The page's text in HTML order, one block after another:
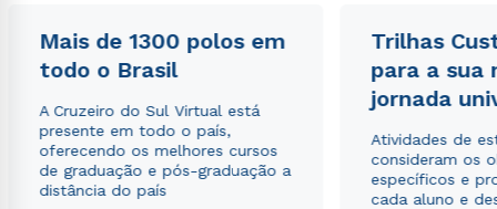
Mais de 1300 polos em
todo o Brasil
A Cruzeiro do Sul Virtual está
presente em todo o país,
oferecendo os melhores cursos
de graduação e pós-graduação a
distância do país
Trilhas
para a sua
jornada
Atividades de
consideram os
específicos e
cada aluno e
Política de Privacidade.e
autorizo que meus dados sejam utilizados para o
envio de conteúdos da Cruzeiro do Sul.